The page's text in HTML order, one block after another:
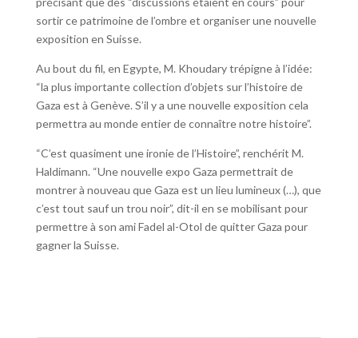
sortir ce patrimoine de l’ombre et organiser une nouvelle
exposition en Suisse.
Au bout du fil, en Egypte, M. Khoudary trépigne à l’idée:
“la plus importante collection d’objets sur l’histoire de
Gaza est à Genève. S’il y a une nouvelle exposition cela
permettra au monde entier de connaître notre histoire”.
“C’est quasiment une ironie de l’Histoire”, renchérit M.
Haldimann. “Une nouvelle expo Gaza permettrait de
montrer à nouveau que Gaza est un lieu lumineux (…), que
c’est tout sauf un trou noir”, dit-il en se mobilisant pour
permettre à son ami Fadel al-Otol de quitter Gaza pour
gagner la Suisse.